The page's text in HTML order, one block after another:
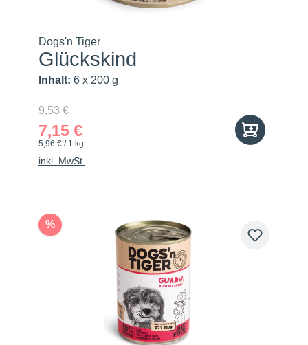
Dogs'n Tiger
Glückskind
Inhalt: 6 x 200 g
9,53 €
7,15 €
5,96 € / 1 kg
inkl. MwSt.
%